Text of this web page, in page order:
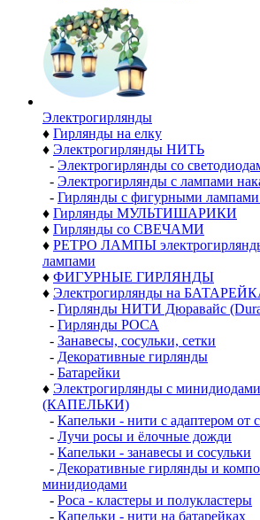
Электро­гирлянды
♦ Гирлянды на елку
♦ Электрогирлянды НИТЬ
- Электрогирлянды со
- Электрогирлянды с лампами
- Гирлянды с фигурными лампами
♦ Гирлянды МУЛЬТИШАРИКИ
♦ Гирлянды со СВЕЧАМИ
♦ РЕТРО ЛАМПЫ
лампами
♦ ФИГУРНЫЕ ГИРЛЯНДЫ
♦ Электрогирлянды на
- Гирлянды НИТИ Дюравайс
- Гирлянды РОСА
- Занавесы, сосульки, сетки
- Декоративные гирлянды
- Батарейки
♦ Электрогирлянды с
(КАПЕЛЬКИ)
- Капельки - нити с адаптером от
- Лучи росы и ёлочные дожди
- Капельки - занавесы и сосульки
- Декоративные гирлянды и
минидиодами
- Роса - кластеры и полукластеры
- Капельки - нити на батарейках